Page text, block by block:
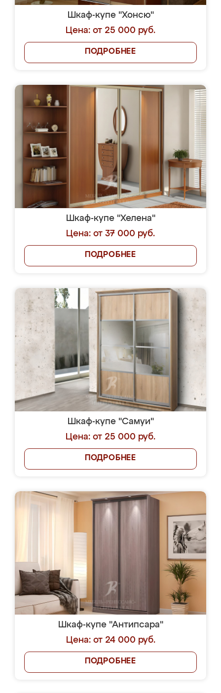
Шкаф-купе "Хонсю"
Цена: от 25 000 руб.
ПОДРОБНЕЕ
Шкаф-купе "Хелена"
Цена: от 37 000 руб.
ПОДРОБНЕЕ
Шкаф-купе "Самуи"
Цена: от 25 000 руб.
ПОДРОБНЕЕ
Шкаф-купе "Антипсара"
Цена: от 24 000 руб.
ПОДРОБНЕЕ